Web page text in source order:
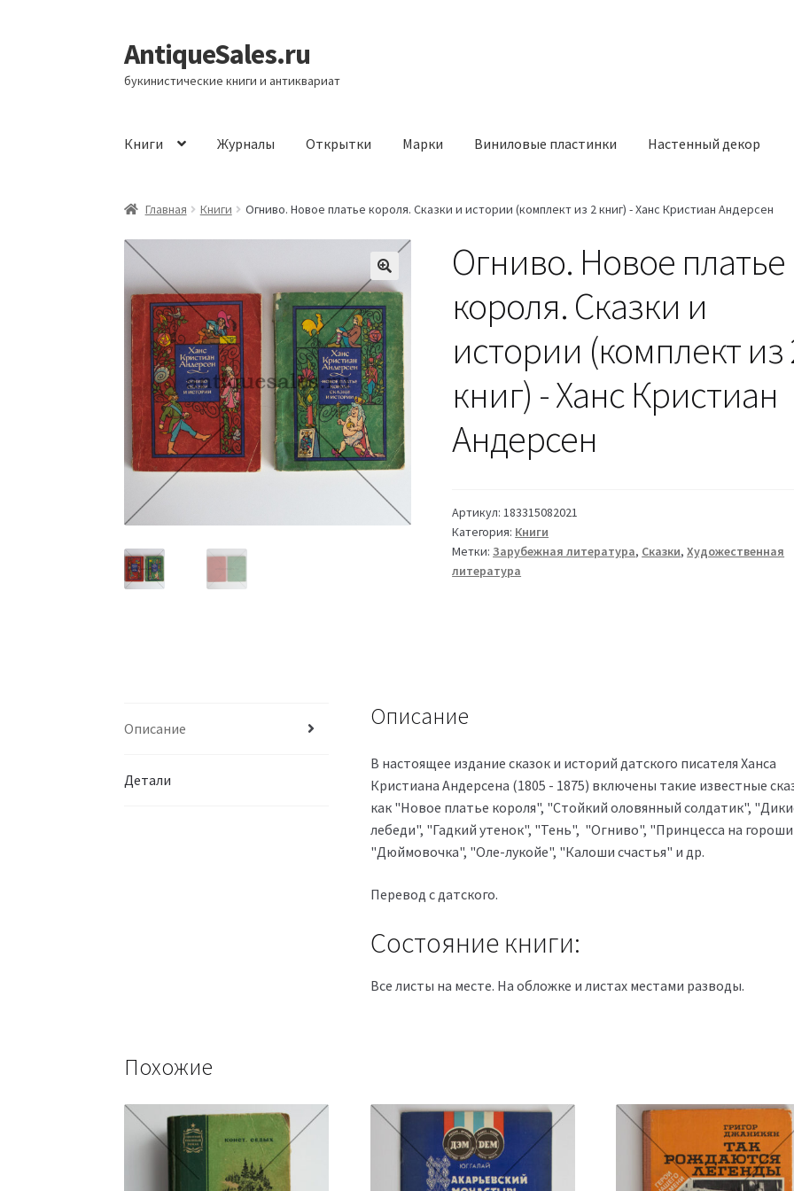
Перейти
к
навигации
Перейти
к
содержимому
AntiqueSales.ru
букинистические книги и антиквариат
Книги Журналы Открытки Марки Виниловые пластинки Настенный декор
ГлавнаяГлавная Книги Огниво. Новое платье короля. Сказки и истории (комплект из 2 книг) - Ханс Кристиан Андерсен
Огниво. Новое платье
короля. Сказки и
истории (комплект из
книг) - Ханс Кристиан
Андерсен
Артикул:183315082021
Категория: Книги
Метки:Зарубежная литература, Сказки,Художественная
литература
Описание
Детали
Описание
В настоящее издание сказок и историй датского писателя Ханса
Кристиана Андерсена (1805 - 1875) включены такие известные
как "Новое платье короля", "Стойкий оловянный солдатик",
лебеди", "Гадкий утенок", "Тень", "Огниво", "Принцесса на
"Дюймовочка", "Оле-лукойе", "Калоши счастья" и др.
Перевод с датского.
Состояние книги:
Все листы на месте. На обложке и листах местами разводы.
Похожие